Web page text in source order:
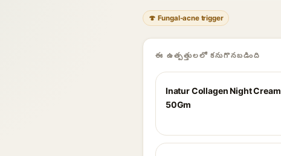
🍄 Fungal-acne trigger
ఈ ఉత్పత్తులలో కనుగొనబడింది
Inatur Collagen Night Cream
50Gm